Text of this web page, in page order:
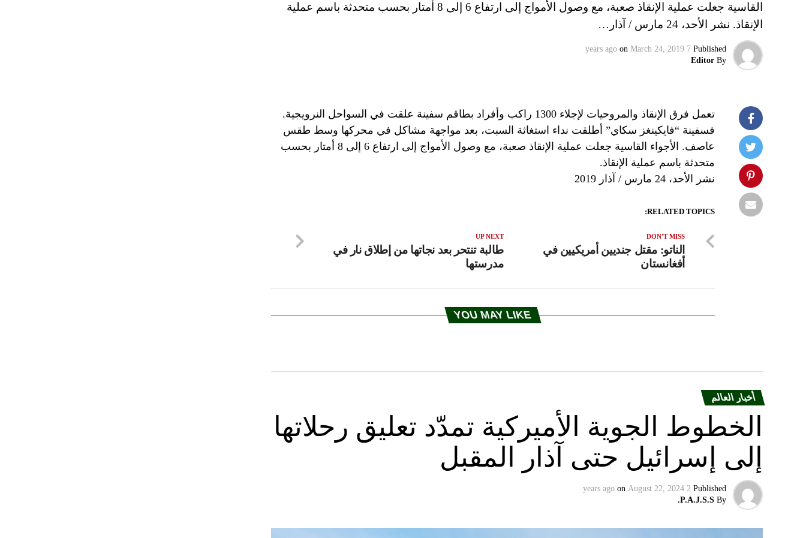
القاسية جعلت عملية الإنقاذ صعبة، مع وصول الأمواج إلى ارتفاع 6 إلى 8 أمتار بحسب متحدثة باسم عملية
الإنقاذ. نشر الأحد، 24 مارس / آذار…
Published
7 years ago
on March 24, 2019
By
Editor
تعمل فرق الإنقاذ والمروحيات لإجلاء 1300 راكب وأفراد بطاقم سفينة علقت في السواحل النرويجية.
فسفينة “فايكينغز سكاي” أطلقت نداء استغاثة السبت، بعد مواجهة مشاكل في محركها وسط طقس
عاصف. الأجواء القاسية جعلت عملية الإنقاذ صعبة، مع وصول الأمواج إلى ارتفاع 6 إلى 8 أمتار بحسب
متحدثة باسم عملية الإنقاذ.
نشر الأحد، 24 مارس / آذار 2019
RELATED TOPICS:
UP NEXT
طالبة تنتحر بعد نجاتها من إطلاق نار في
مدرستها
DON'T MISS
الناتو: مقتل جنديين أمريكيين في
أفغانستان
YOU MAY LIKE
أخبار العالم
الخطوط الجوية الأميركية تمدّد تعليق رحلاتها
إلى إسرائيل حتى آذار المقبل
Published
2 years ago
on August 22, 2024
By
P.A.J.S.S.